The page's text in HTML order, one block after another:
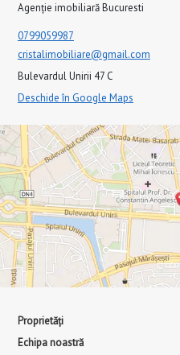
Agenție imobiliară Bucuresti
0799059987
cristalimobiliare@gmail.com
Bulevardul Unirii 47 C
Deschide în Google Maps
Proprietăți
Echipa noastră